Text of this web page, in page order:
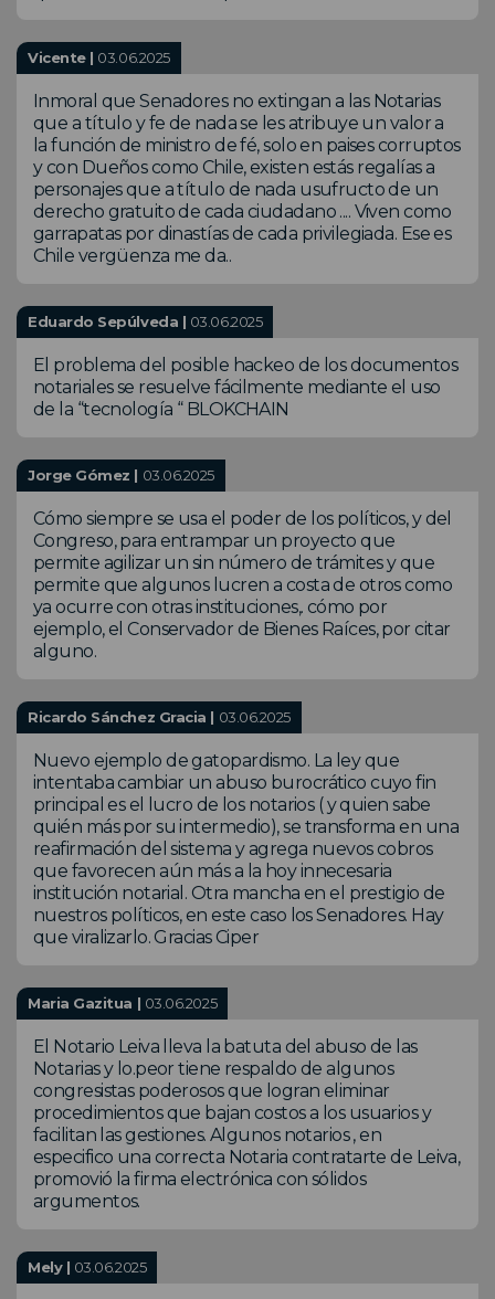
Vicente | 03.06.2025
Inmoral que Senadores no extingan a las Notarias
que a título y fe de nada se les atribuye un valor a
la función de ministro de fé, solo en paises corruptos
y con Dueños como Chile, existen estás regalías a
personajes que a título de nada usufructo de un
derecho gratuito de cada ciudadano .... Viven como
garrapatas por dinastías de cada privilegiada. Ese es
Chile vergüenza me da..
Eduardo Sepúlveda | 03.06.2025
El problema del posible hackeo de los documentos
notariales se resuelve fácilmente mediante el uso
de la “tecnología “ BLOKCHAIN
Jorge Gómez | 03.06.2025
Cómo siempre se usa el poder de los políticos, y del
Congreso, para entrampar un proyecto que
permite agilizar un sin número de trámites y que
permite que algunos lucren a costa de otros como
ya ocurre con otras instituciones,. cómo por
ejemplo, el Conservador de Bienes Raíces, por citar
alguno.
Ricardo Sánchez Gracia | 03.06.2025
Nuevo ejemplo de gatopardismo. La ley que
intentaba cambiar un abuso burocrático cuyo fin
principal es el lucro de los notarios ( y quien sabe
quién más por su intermedio), se transforma en una
reafirmación del sistema y agrega nuevos cobros
que favorecen aún más a la hoy innecesaria
institución notarial. Otra mancha en el prestigio de
nuestros políticos, en este caso los Senadores. Hay
que viralizarlo. Gracias Ciper
Maria Gazitua | 03.06.2025
El Notario Leiva lleva la batuta del abuso de las
Notarias y lo.peor tiene respaldo de algunos
congresistas poderosos que logran eliminar
procedimientos que bajan costos a los usuarios y
facilitan las gestiones. Algunos notarios , en
especifico una correcta Notaria contratarte de Leiva,
promovió la firma electrónica con sólidos
argumentos.
Mely | 03.06.2025